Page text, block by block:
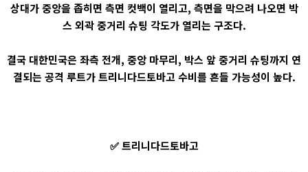
상대가 중앙을 좁히면 측면 컷백이 열리고, 측면을 막으려 나오면 박
스 외곽 중거리 슈팅 각도가 열리는 구조다.
결국 대한민국은 좌측 전개, 중앙 마무리, 박스 앞 중거리 슈팅까지 연
결되는 공격 루트가 트리니다드토바고 수비를 흔들 가능성이 높다.
✅ 트리니다드토바고